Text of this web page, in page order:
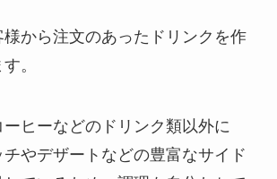
から注文のあったドリンクを作
。
ーヒーなどのドリンク類以外に
チやデザートなどの豊富なサイド